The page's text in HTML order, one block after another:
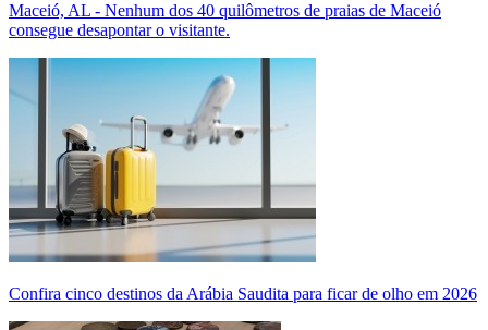
Maceió, AL - Nenhum dos 40 quilômetros de praias de Maceió
consegue desapontar o visitante.
Confira cinco destinos da Arábia Saudita para ficar de olho em 2026